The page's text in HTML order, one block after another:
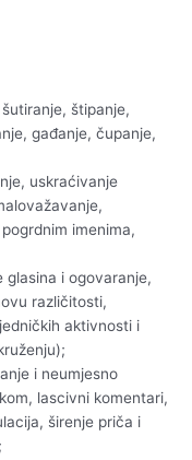
štipanje,
gađanje, čupanje,
uskraćivanje
imenima,
glasina i ogovaranje,
različitosti,
aktivnosti i
i neumjesno
lascivni komentari,
širenje priča i